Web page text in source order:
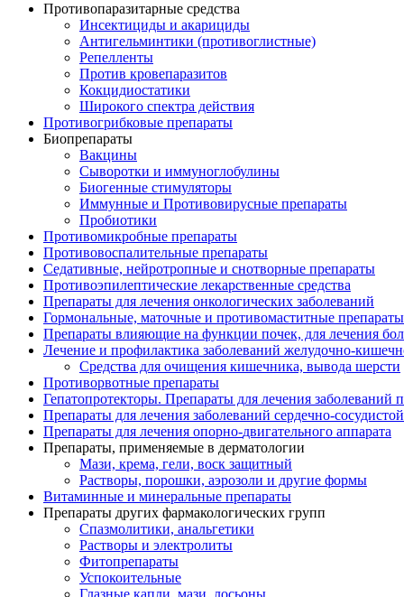
Противопаразитарные средства
Инсектициды и акарициды
Антигельминтики (противоглистные)
Репелленты
Против кровепаразитов
Кокцидиостатики
Широкого спектра действия
Противогрибковые препараты
Биопрепараты
Вакцины
Сыворотки и иммуноглобулины
Биогенные стимуляторы
Иммунные и Противовирусные препараты
Пробиотики
Противомикробные препараты
Противовоспалительные препараты
Седативные, нейротропные и снотворные препараты
Противоэпилептические лекарственные средства
Препараты для лечения онкологических заболеваний
Гормональные, маточные и противомаститные препараты
Препараты влияющие на функции почек, для лечения
Лечение и профилактика заболеваний желудочно-
Средства для очищения кишечника, вывода шерсти
Противорвотные препараты
Гепатопротекторы. Препараты для лечения заболеваний
Препараты для лечения заболеваний сердечно-
Препараты для лечения опорно-двигательного аппарата
Препараты, применяемые в дерматологии
Мази, крема, гели, воск защитный
Растворы, порошки, аэрозоли и другие формы
Витаминные и минеральные препараты
Препараты других фармакологических групп
Спазмолитики, анальгетики
Растворы и электролиты
Фитопрепараты
Успокоительные